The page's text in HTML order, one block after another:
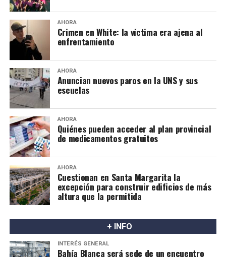
AHORA
Crimen en White: la víctima era ajena al
enfrentamiento
AHORA
Anuncian nuevos paros en la UNS y sus
escuelas
AHORA
Quiénes pueden acceder al plan provincial
de medicamentos gratuitos
AHORA
Cuestionan en Santa Margarita la
excepción para construir edificios de más
altura que la permitida
+ INFO
INTERÉS GENERAL
Bahía Blanca será sede de un encuentro